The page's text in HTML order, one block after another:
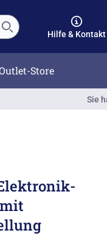
Hilfe & Kontakt
Store
Sie